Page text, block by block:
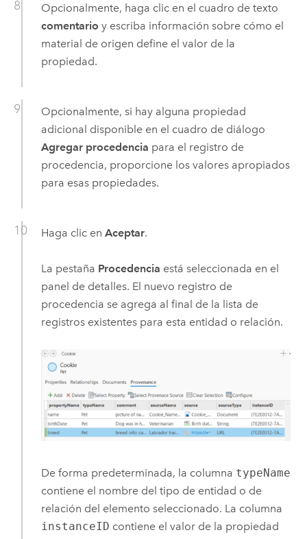
Opcionalmente, haga clic en el cuadro de texto
comentario y escriba información sobre cómo el
material de origen define el valor de la
propiedad.
Opcionalmente, si hay alguna propiedad
adicional disponible en el cuadro de diálogo
Agregar procedencia para el registro de
procedencia, proporcione los valores apropiados
para esas propiedades.
Haga clic en Aceptar.
La pestaña Procedencia está seleccionada en el
panel de detalles. El nuevo registro de
procedencia se agrega al final de la lista de
registros existentes para esta entidad o relación.
De forma predeterminada, la columna typeName
contiene el nombre del tipo de entidad o de
relación del elemento seleccionado. La columna
instanceID contiene el valor de la propiedad